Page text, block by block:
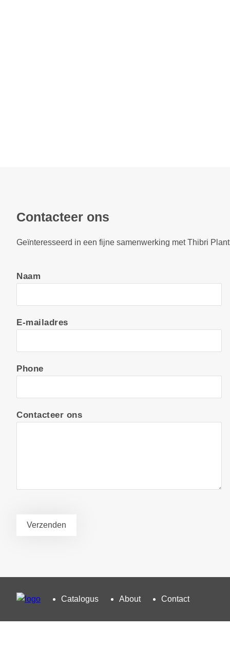
Contacteer ons
Geïnteresseerd in een fijne samenwerking met Thibri
Naam
E-mailadres
Phone
Contacteer ons
Catalogus About Contact